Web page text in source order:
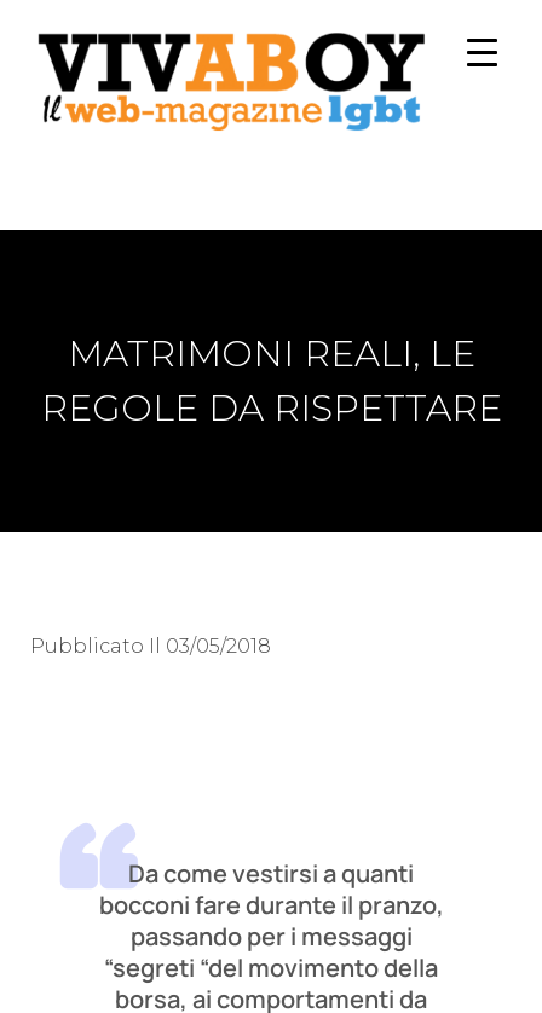
MATRIMONI REALI, LE
REGOLE DA RISPETTARE
Pubblicato Il 03/05/2018
Da come vestirsi a quanti
bocconi fare durante il pranzo,
passando per i messaggi
“segreti “del movimento della
borsa, ai comportamenti da